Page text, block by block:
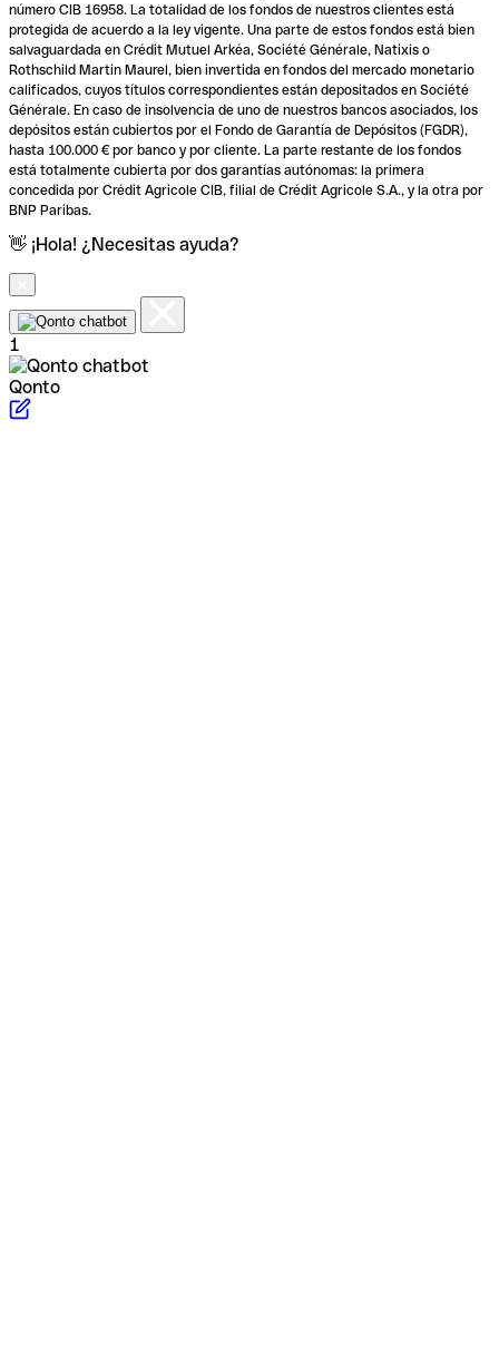
número CIB 16958. La totalidad de los fondos de nuestros clientes está
protegida de acuerdo a la ley vigente. Una parte de estos fondos está bien
salvaguardada en Crédit Mutuel Arkéa, Société Générale, Natixis o
Rothschild Martin Maurel, bien invertida en fondos del mercado monetario
calificados, cuyos títulos correspondientes están depositados en Société
Générale. En caso de insolvencia de uno de nuestros bancos asociados, los
depósitos están cubiertos por el Fondo de Garantía de Depósitos (FGDR),
hasta 100.000 € por banco y por cliente. La parte restante de los fondos
está totalmente cubierta por dos garantías autónomas: la primera
concedida por Crédit Agricole CIB, filial de Crédit Agricole S.A., y la otra por
BNP Paribas.
👋 ¡Hola! ¿Necesitas ayuda?
1
Qonto